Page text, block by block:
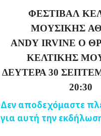
ΦΕΣΤΙΒΑΛ
ΜΟΥΣΙΚΗΣ
ANDY IRVINE Ο
ΚΕΛΤΙΚΗΣ
ΔΕΥΤΕΡΑ 30
20:30
Δεν αποδεχόμαστε
για αυτή την